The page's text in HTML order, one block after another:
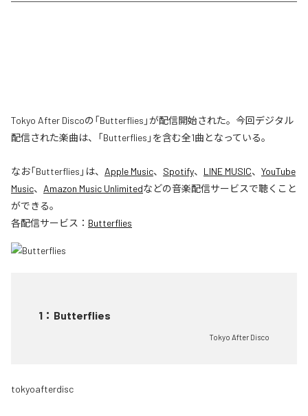
Tokyo After Discoの「Butterflies」が配信開始された。今回デジタル
配信された楽曲は、「Butterflies」を含む全1曲となっている。
なお「Butterflies 」は、 Apple Music、 Spotify、 LINE MUSIC、 YouTube
Music、 Amazon Music Unlimitedなどの音楽配信サービスで聴くこと
ができる。
各配信サービス： Butterflies
1 ： Butterflies
Tokyo After Disco
tokyoafterdisc